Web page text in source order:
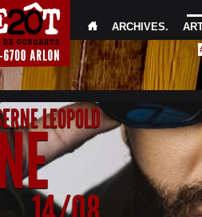
ARCHIVES.
LEOPOLD